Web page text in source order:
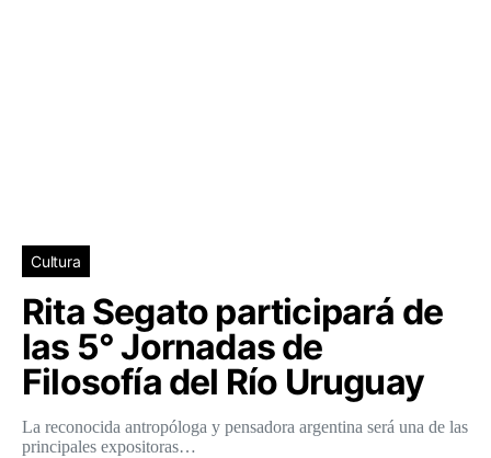
Cultura
Rita Segato participará de
las 5° Jornadas de
Filosofía del Río Uruguay
La reconocida antropóloga y pensadora argentina será una de las
principales expositoras…